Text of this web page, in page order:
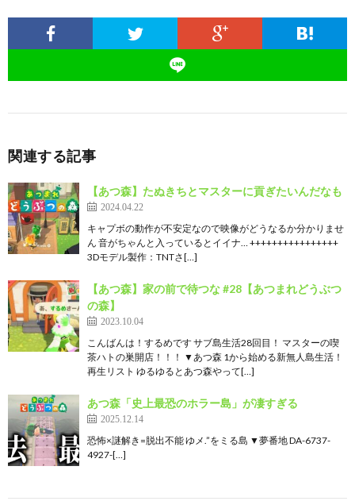
関連する記事
【あつ森】たぬきちとマスターに貢ぎたいんだなも
2024.04.22
キャプボの動作が不安定なので映像がどうなるか分かりませ
ん 音がちゃんと入っているとイイナ… ++++++++++++++++
3Dモデル製作：TNTさ[…]
【あつ森】家の前で待つな #28【あつまれどうぶつ
の森】
2023.10.04
こんばんは！するめです サブ島生活28回目！ マスターの喫
茶ハトの巣開店！！！ ▼あつ森 1から始める新無人島生活！
再生リスト ゆるゆるとあつ森やって[…]
あつ森「史上最恐のホラー島」が凄すぎる
2025.12.14
恐怖×謎解き=脱出不能 ゆメ.”をミる島 ▼夢番地 DA-6737-
4927-[…]